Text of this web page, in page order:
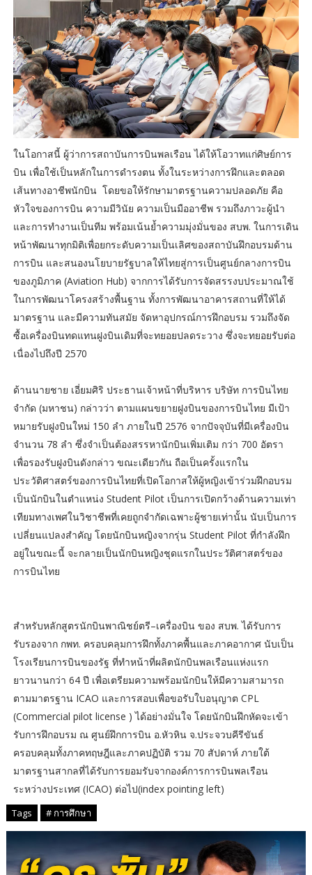
ในโอกาสนี้ ผู้ว่าการสถาบันการบินพลเรือน ได้ให้โอวาทแก่ศิษย์การ
บิน เพื่อใช้เป็นหลักในการดำรงตน ทั้งในระหว่างการฝึกและตลอด
เส้นทางอาชีพนักบิน โดยขอให้รักษามาตรฐานความปลอดภัย คือ
หัวใจของการบิน ความมีวินัย ความเป็นมืออาชีพ รวมถึงภาวะผู้นำ
และการทำงานเป็นทีม พร้อมเน้นย้ำความมุ่งมั่นของ สบพ. ในการเดิน
หน้าพัฒนาทุกมิติเพื่อยกระดับความเป็นเลิศของสถาบันฝึกอบรมด้าน
การบิน และสนองนโยบายรัฐบาลให้ไทยสู่การเป็นศูนย์กลางการบิน
ของภูมิภาค (Aviation Hub) จากการได้รับการจัดสรรงบประมาณใช้
ในการพัฒนาโครงสร้างพื้นฐาน ทั้งการพัฒนาอาคารสถานที่ให้ได้
มาตรฐาน และมีความทันสมัย จัดหาอุปกรณ์การฝึกอบรม รวมถึงจัด
ซื้อเครื่องบินทดแทนฝูงบินเดิมที่จะทยอยปลดระวาง ซึ่งจะทยอยรับต่อ
เนื่องไปถึงปี 2570
ด้านนายชาย เอี่ยมศิริ ประธานเจ้าหน้าที่บริหาร บริษัท การบินไทย
จำกัด (มหาชน) กล่าวว่า ตามแผนขยายฝูงบินของการบินไทย มีเป้า
หมายรับฝูงบินใหม่ 150 ลำ ภายในปี 2576 จากปัจจุบันที่มีเครื่องบิน
จำนวน 78 ลำ ซึ่งจำเป็นต้องสรรหานักบินเพิ่มเติม กว่า 700 อัตรา
เพื่อรองรับฝูงบินดังกล่าว ขณะเดียวกัน ถือเป็นครั้งแรกใน
ประวัติศาสตร์ของการบินไทยที่เปิดโอกาสให้ผู้หญิงเข้าร่วมฝึกอบรม
เป็นนักบินในตำแหน่ง Student Pilot เป็นการเปิดกว้างด้านความเท่า
เทียมทางเพศในวิชาชีพที่เคยถูกจำกัดเฉพาะผู้ชายเท่านั้น นับเป็นการ
เปลี่ยนแปลงสำคัญ โดยนักบินหญิงจากรุ่น Student Pilot ที่กำลังฝึก
อยู่ในขณะนี้ จะกลายเป็นนักบินหญิงชุดแรกในประวัติศาสตร์ของ
การบินไทย
สำหรับหลักสูตรนักบินพาณิชย์ตรี–เครื่องบิน ของ สบพ. ได้รับการ
รับรองจาก กพท. ครอบคลุมการฝึกทั้งภาคพื้นและภาคอากาศ นับเป็น
โรงเรียนการบินของรัฐ ที่ทำหน้าที่ผลิตนักบินพลเรือนแห่งแรก
ยาวนานกว่า 64 ปี เพื่อเตรียมความพร้อมนักบินให้มีความสามารถ
ตามมาตรฐาน ICAO และการสอบเพื่อขอรับใบอนุญาต CPL
(Commercial pilot license ) ได้อย่างมั่นใจ โดยนักบินฝึกหัดจะเข้า
รับการฝึกอบรม ณ ศูนย์ฝึกการบิน อ.หัวหิน จ.ประจวบคีรีขันธ์
ครอบคลุมทั้งภาคทฤษฎีและภาคปฏิบัติ รวม 70 สัปดาห์ ภายใต้
มาตรฐานสากลที่ได้รับการยอมรับจากองค์การการบินพลเรือน
ระหว่างประเทศ (ICAO) ต่อไป(index pointing left)
Tags # การศึกษา